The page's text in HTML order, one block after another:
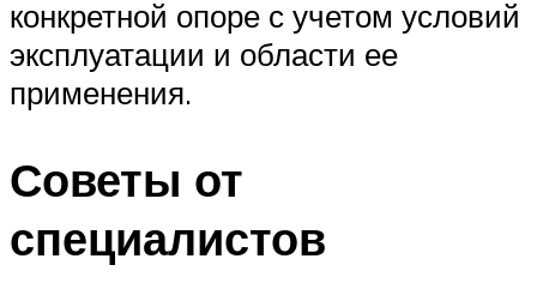
конкретной опоре с учетом условий
эксплуатации и области ее
применения.
Советы от
специалистов